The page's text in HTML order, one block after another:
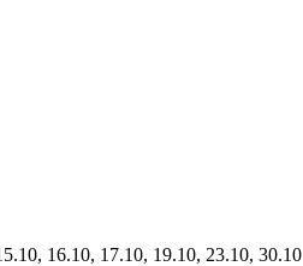
16.10, 17.10, 19.10, 23.10, 30.10